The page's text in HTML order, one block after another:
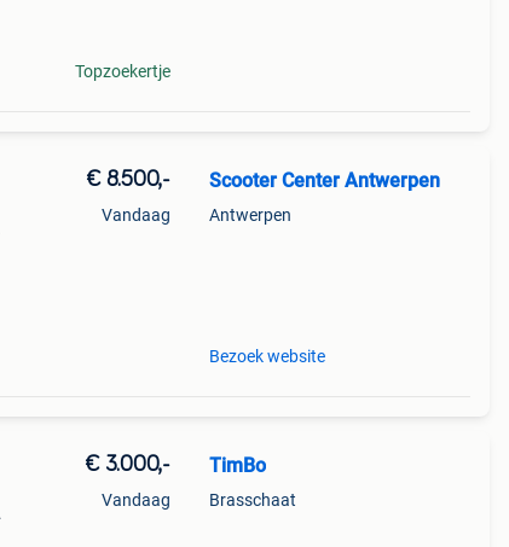
Topzoekertje
€ 8.500,-
Vandaag
Scooter Center Antwerpen
Antwerpen
Bezoek website
€ 3.000,-
Vandaag
TimBo
Brasschaat